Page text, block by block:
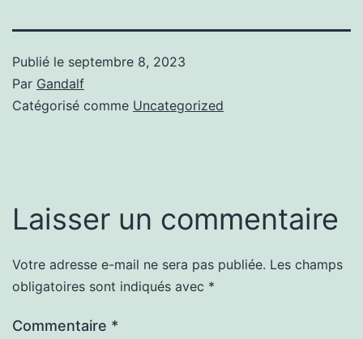
Publié le septembre 8, 2023
Par Gandalf
Catégorisé comme Uncategorized
Laisser un commentaire
Votre adresse e-mail ne sera pas publiée. Les champs
obligatoires sont indiqués avec *
Commentaire *